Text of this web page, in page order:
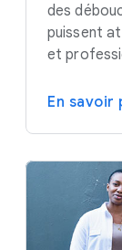
des
puissent
et
En savoir